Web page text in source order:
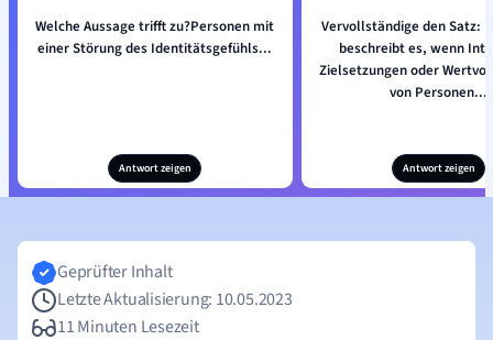
Welche Aussage trifft zu?Personen mit
einer Störung des Identitätsgefühls...
Antwort zeigen
Vervollständige den Satz:
beschreibt es, wenn
Zielsetzungen oder
von Personen...
Antwort zeigen
Geprüfter Inhalt
Letzte Aktualisierung: 10.05.2023
11 Minuten Lesezeit